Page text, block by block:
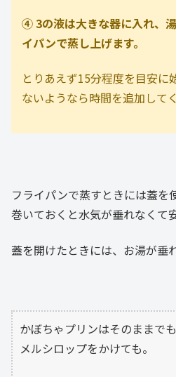
④ 3の液は大きな器に入れ、
イパンで蒸し上げます。
とりあえず15分程度を目安に
ないようなら時間を追加して
フライパンで蒸すときには蓋を
巻いておくと水気が垂れなくて
蓋を開けたときには、お湯が垂
かぼちゃプリンはそのままで
メルシロップをかけても。